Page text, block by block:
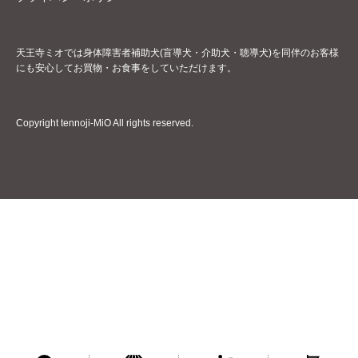
天王寺ミオでは身体障害者補助犬(盲導犬・介助犬・聴導犬)を同伴のお客様
にも安心してお買物・お食事をしていただけます。
Copyright tennoji-MiO All rights reserved.